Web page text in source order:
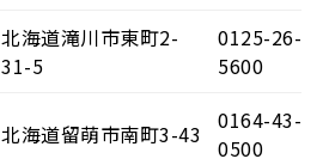
北海道滝川市東町2-
31-5
0125-26-
5600
北海道留萌市南町3-43
0164-43-
0500